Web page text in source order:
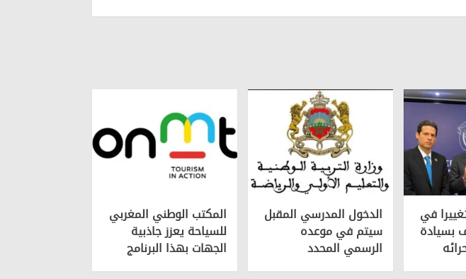
في
بسيادة
الدخول المدرسي المقبل
سیتم في موعده
الرسمي المحدد
المكتب الوطني المغربي
للسياحة يعزز جاذبية
الجهات بهذا البرنامج